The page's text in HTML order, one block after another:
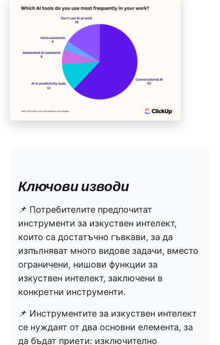
Ключови изводи
📌 Потребителите предпочитат
инструменти за изкуствен интелект,
които са достатъчно гъвкави, за да
изпълняват много видове задачи, вместо
ограничени, нишови функции за
изкуствен интелект, заключени в
конкретни инструменти.
📌 Инструментите за изкуствен интелект
се нуждаят от два основни елемента, за
да бъдат приети: изключително